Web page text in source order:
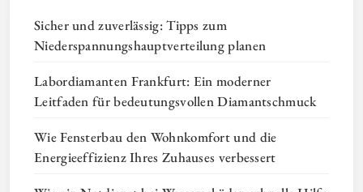
Sicher und zuverlässig: Tipps zum
Niederspannungshauptverteilung planen
Labordiamanten Frankfurt: Ein moderner
Leitfaden für bedeutungsvollen Diamantschmuck
Wie Fensterbau den Wohnkomfort und die
Energieeffizienz Ihres Zuhauses verbessert